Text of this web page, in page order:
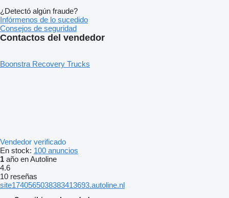
¿Detectó algún fraude?
Infórmenos de lo sucedido
Consejos de seguridad
Contactos del vendedor
Boonstra Recovery Trucks
Vendedor verificado
En stock: 100 anuncios
1 año en Autoline
4.6
10 reseñas
site1740565038383413693.autoline.nl